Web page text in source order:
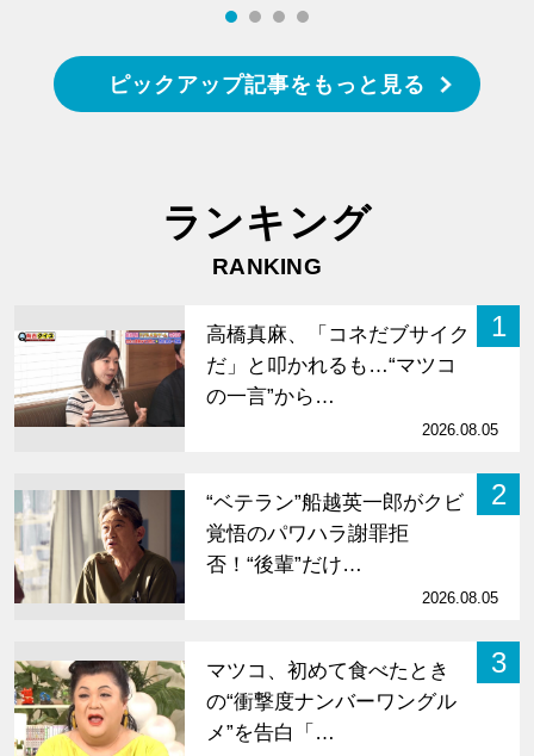
ピックアップ記事をもっと見る
ランキング
RANKING
1
高橋真麻、「コネだブサイク
だ」と叩かれるも…“マツコ
の一言”から…
2026.08.05
2
“ベテラン”船越英一郎がクビ
覚悟のパワハラ謝罪拒
否！“後輩”だけ…
2026.08.05
3
マツコ、初めて食べたとき
の“衝撃度ナンバーワングル
メ”を告白「…